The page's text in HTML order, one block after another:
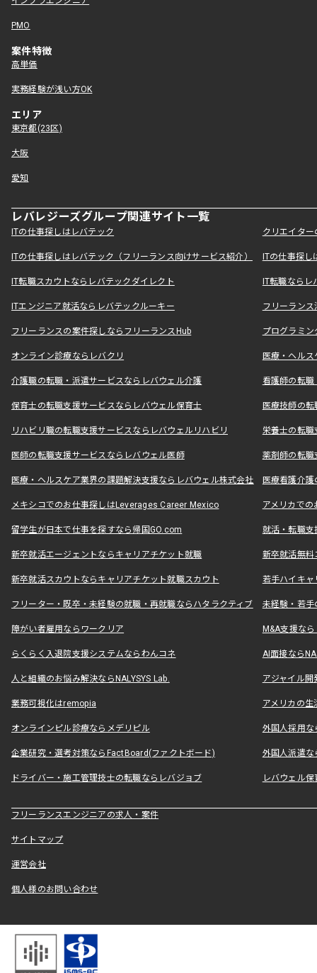
PMO
案件特徴
高単価
実務経験が浅い方OK
エリア
東京都(23区)
大阪
愛知
レバレジーズグループ関連サイト一覧
ITの仕事探しはレバテック クリエイタ
ITの仕事探しはレバテック（フリーランス向けサービス紹介） ITの仕事探
IT転職スカウトならレバテックダイレクト IT転職なら
ITエンジニア就活ならレバテックルーキー フリーラン
フリーランスの案件探しならフリーランスHub プログラミ
オンライン診療ならレバクリ 医療・ヘル
介護職の転職・派遣サービスならレバウェル介護 看護師の転
保育士の転職支援サービスならレバウェル保育士 医療技師の
リハビリ職の転職支援サービスならレバウェルリハビリ 栄養士の転
医師の転職支援サービスならレバウェル医師 薬剤師の転
医療・ヘルスケア業界の課題解決支援ならレバウェル株式会社 医療看護介
メキシコでのお仕事探しはLeverages Career Mexico アメリカで
留学生が日本で仕事を探すなら帰国GO.com 就活・転職
新卒就活エージェントならキャリアチケット就職 新卒就活無料
新卒就活スカウトならキャリアチケット就職スカウト 若手ハイキ
フリーター・既卒・未経験の就職・再就職ならハタラクティブ 未経験・若手
障がい者雇用ならワークリア M&A支援な
らくらく入退院支援システムならわんコネ AI面接なら
人と組織のお悩み解決ならNALYSYS Lab. アジャイル
業務可視化はremopia アメリカの
オンラインピル診療ならメデリピル 外国人採用
企業研究・選考対策ならFactBoard(ファクトボード) 外国人派遣な
ドライバー・施工管理技士の転職ならレバジョブ レバウェル
フリーランスエンジニアの求人・案件
サイトマップ
運営会社
個人様のお問い合わせ